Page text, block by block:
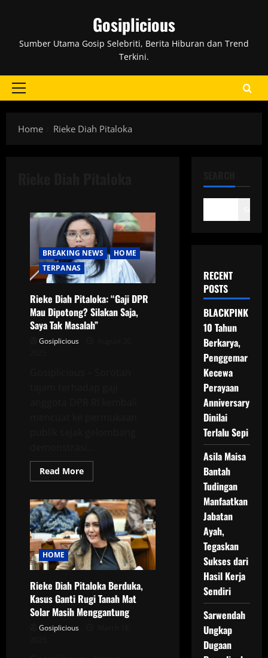
Gosiplicious
Sumber Utama Gosip Selebriti, Berita Hiburan dan Trend
Terkini.
Primary
Home
Rieke Diah Pitaloka
BREAKING NEWS
HOME
TERPANAS
Rieke Diah Pitaloka: “Gaji DPR
Mau Dipotong? Silakan Saja,
Saya Tak Masalah”
Gosiplicious
Read MoreRead
more
Diah
Pitaloka:
“Gaji
DPR
Mau
Dipotong?
Silakan
Saja,
Saya
Tak
Masalah”
HOME
Rieke Diah Pitaloka Berduka,
Kasus Ganti Rugi Tanah Mat
Solar Masih Menggantung
Gosiplicious
RECENT
POSTS
BLACKPINK
10 Tahun
Berkarya,
Penggemar
Kecewa
Perayaan
Anniversary
Dinilai
Terlalu Sepi
Asila Maisa
Bantah
Tudingan
Manfaatkan
Jabatan
Ayah,
Tegaskan
Sukses dari
Hasil Kerja
Sendiri
Sarwendah
Ungkap
Dugaan